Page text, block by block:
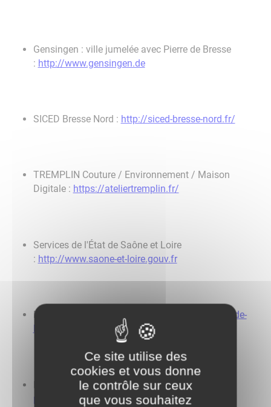
Gensingen : ville jumelée avec Pierre de Bresse
: http://www.gensingen.de
SICED Bresse Nord : http://siced-bresse-nord.fr/
TREMPLIN Couture / Environnement / Maison
Digitale : https://ateliertremplin.fr/
Services de l'État de Saône et Loire
: http://www.saone-et-loire.gouv.fr
École Lorieux :
https://www.ecole-lorieux-pierre-de-
bresse.fr/
École Maternelle Pierre de Bresse :http://mat-
pierre-de-bresse-71.ec.ac-dijon.fr
Ce site utilise des
cookies et vous donne
le contrôle sur ceux
que vous souhaitez